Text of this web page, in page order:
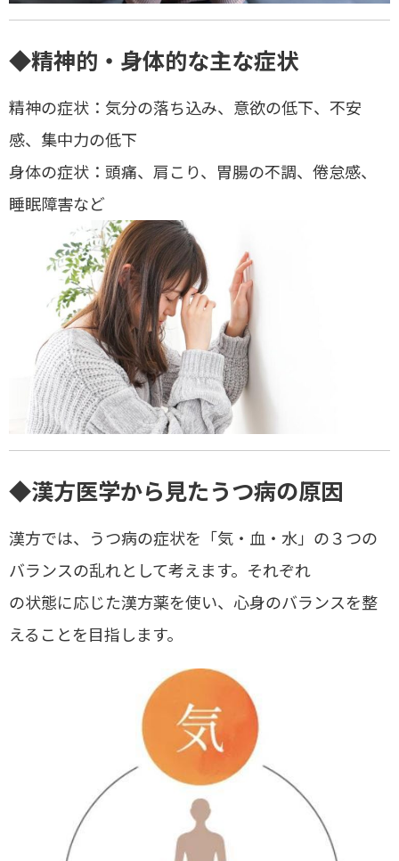
◆精神的・身体的な主な症状
精神の症状 ：気分の落ち込み、意欲の低下、不安
感、集中力の低下
身体の症状 ：頭痛、肩こり、胃腸の不調、倦怠感、
睡眠障害など
◆漢方医学から見たうつ病の原因
漢方では、うつ病の症状を「気・血・水 」の３つの
バランスの乱れとして考えます。それぞれ
の状態に応じた漢方薬を使い、 心身のバランスを整
えることを目指します。